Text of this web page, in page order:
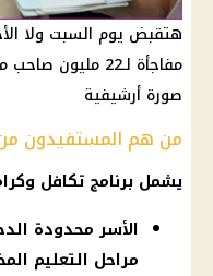
هتقبض يوم السبت ولا
صورة أرشيفية
من هم المستفيدون
يشمل برنامج تكافل
الأسر محدودة
مراحل التعليم